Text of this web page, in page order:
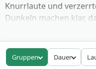
Knurrlaute und
Dunkeln machen klar,
Protagonist langsam
darin gehört zu sein
entscheidet ein guter
Gruppen Dauer